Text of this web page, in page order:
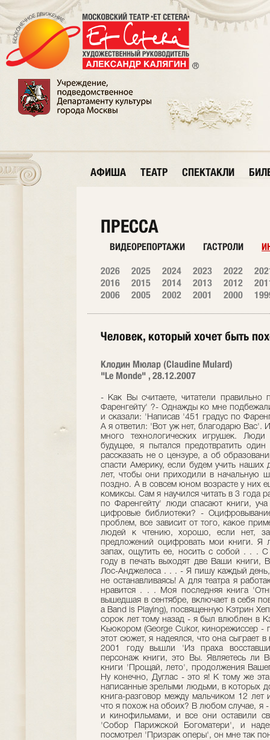
АФИША ТЕАТР СПЕКТАКЛИ
ПРЕССА
ВИДЕОРЕПОРТАЖИ ГАСТРОЛИ
2026 2025 2024 2023 2022
2016
2015 2014 2013 2012
2006
2005 2002 2001 2000
Человек, который хочет быть
Клодин Мюлар (Claudine Mulard)
"Le Monde" , 28.12.2007
- Как Вы считаете, читатели
Фаренгейту' ?- Однажды ко мне
и сказали: 'Написав '451 градус по
А я ответил: 'Вот уж нет, благодарю Вас'.
много технологических игрушек.
будущее, я пытался предотвратить
рассказать не о цензуре, а об
спасти Америку, если будем учить наших
лет, чтобы они приходили в начальную
поздно. А в совсем юном возрасте у них
комиксы. Сам я научился читать в 3 года
по Фаренгейту' люди спасают книги,
цифровые библиотеки? -
проблем, все зависит от того, какое
людей к чтению, хорошо, если нет,
предложений оцифровать мои книги. Я
запах, ощутить ее, носить с собой . . .
году в печать выходят две Ваши книги,
Лос-Анджелеса . . . - Я пишу каждый день,
не останавливаясь! А для театра я
нравится . . . Моя последняя книга
вышедшая в сентябре, включает в себя
a Band is Playing), посвященную Кэтрин
сорок лет тому назад - я был влюблен в
Кьюкором (George Cukor, кинорежиссер
этот сюжет, я надеялся, что она сыграет
2001 году вышли 'Из праха
персонаж книги, это Вы. Являетесь ли
книги 'Прощай, лето', продолжения
Ну конечно, Дуглас - это я! К тому же
написанные зрелыми людьми, в которых
книга-разговор между мальчиком 12
что я похож на обоих? В любом случае, я
и кинофильмами, и все они оставили
'Собор Парижской Богоматери', и
посмотрел 'Призрак оперы', он мне так